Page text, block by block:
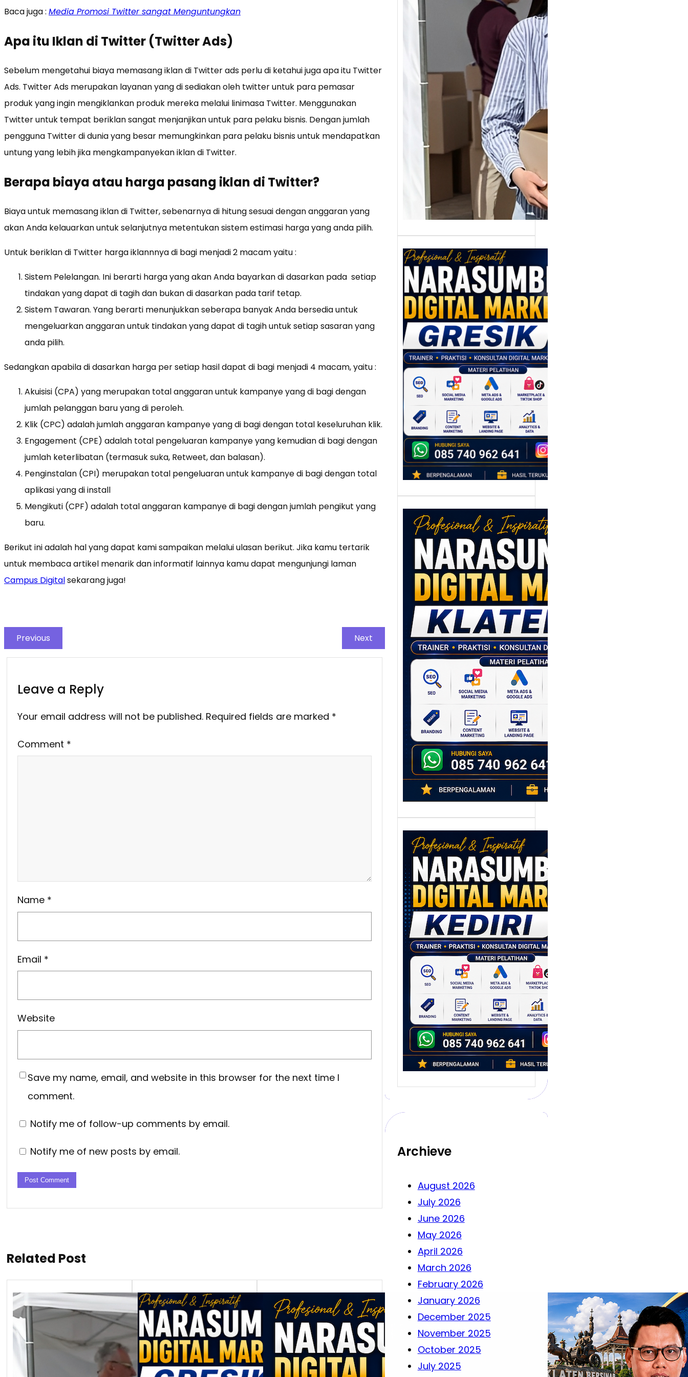
Baca juga : Media Promosi Twitter sangat Menguntungkan
Apa itu Iklan di Twitter (Twitter Ads)
Sebelum mengetahui biaya memasang iklan di Twitter ads perlu di ketahui juga apa itu Twitter
Ads. Twitter Ads merupakan layanan yang di sediakan oleh twitter untuk para pemasar
produk yang ingin mengiklankan produk mereka melalui linimasa Twitter. Menggunakan
Twitter untuk tempat beriklan sangat menjanjikan untuk para pelaku bisnis. Dengan jumlah
pengguna Twitter di dunia yang besar memungkinkan para pelaku bisnis untuk mendapatkan
untung yang lebih jika mengkampanyekan iklan di Twitter.
Berapa biaya atau harga pasang iklan di Twitter?
Biaya untuk memasang iklan di Twitter, sebenarnya di hitung sesuai dengan anggaran yang
akan Anda kelauarkan untuk selanjutnya metentukan sistem estimasi harga yang anda pilih.
Untuk beriklan di Twitter harga iklannnya di bagi menjadi 2 macam yaitu :
Sistem Pelelangan. Ini berarti harga yang akan Anda bayarkan di dasarkan pada setiap
tindakan yang dapat di tagih dan bukan di dasarkan pada tarif tetap.
Sistem Tawaran. Yang berarti menunjukkan seberapa banyak Anda bersedia untuk
mengeluarkan anggaran untuk tindakan yang dapat di tagih untuk setiap sasaran yang
anda pilih.
Sedangkan apabila di dasarkan harga per setiap hasil dapat di bagi menjadi 4 macam, yaitu :
Akuisisi (CPA) yang merupakan total anggaran untuk kampanye yang di bagi dengan
jumlah pelanggan baru yang di peroleh.
Klik (CPC) adalah jumlah anggaran kampanye yang di bagi dengan total keseluruhan klik.
Engagement (CPE) adalah total pengeluaran kampanye yang kemudian di bagi dengan
jumlah keterlibatan (termasuk suka, Retweet, dan balasan).
Penginstalan (CPI) merupakan total pengeluaran untuk kampanye di bagi dengan total
aplikasi yang di install
Mengikuti (CPF) adalah total anggaran kampanye di bagi dengan jumlah pengikut yang
baru.
Berikut ini adalah hal yang dapat kami sampaikan melalui ulasan berikut. Jika kamu tertarik
untuk membaca artikel menarik dan informatif lainnya kamu dapat mengunjungi laman
Campus Digitalsekarang juga!
Previous Next
Leave a Reply
Your email address will not be published. Required fields are marked *
Comment *
Name *
Email *
Website
Save my name, email, and website in this browser for the next time I
comment.
Notify me of follow-up comments by email.
Notify me of new posts by email.
Related Post
Tik Tok Buat
Jualan, Gimana
Strateginya ?
Baca Juga Cara
Berjualan Di Tiktokshop
TikTok menjadi tempat
Narasumber
Digital Marketing
Gresik:
Meningkatkan
Daya Saing SDM
dan Bisnis di Era
Transformasi
Digital
Perkembangan dunia
industri tidak hanya
mengubah cara
perusahaan
memproduksi barang,…
Narasumber
Digital Marketing
Klaten: Membantu
UMKM dan SDM
Lokal Naik Kelas
Melalui Strategi
Digital
Setiap daerah memiliki
potensi ekonomi yang
berbeda, dan Klaten
adalah…
Narasumber
Digital Marketing
Kediri: Membangun
Strategi
Pemasaran
Berbasis Data
untuk Bisnis yang
Bertumbuh
Digital marketing telah
mengubah cara bisnis
berkembang. Dulu,
promosi banyak…
Archieve
August 2026
July 2026
June 2026
May 2026
April 2026
March 2026
February 2026
January 2026
December 2025
November 2025
October 2025
July 2025